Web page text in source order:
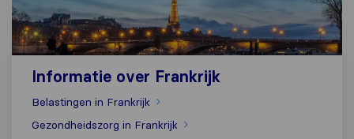
Informatie over Frankrijk
Belastingen in Frankrijk
Gezondheidszorg in Frankrijk